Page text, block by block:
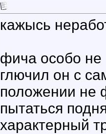
кажысь
фича особо не
глючил он с
положении не
пытаться
характерный